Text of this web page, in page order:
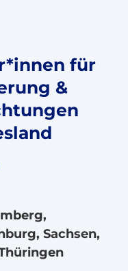
für
&
Sachsen,